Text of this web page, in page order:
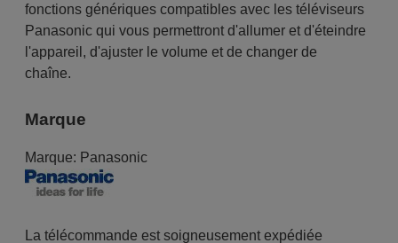
fonctions génériques compatibles avec les téléviseurs
Panasonic qui vous permettront d'allumer et d'éteindre
l'appareil, d'ajuster le volume et de changer de
chaîne.
Marque
Marque: Panasonic
La télécommande est soigneusement expédiée